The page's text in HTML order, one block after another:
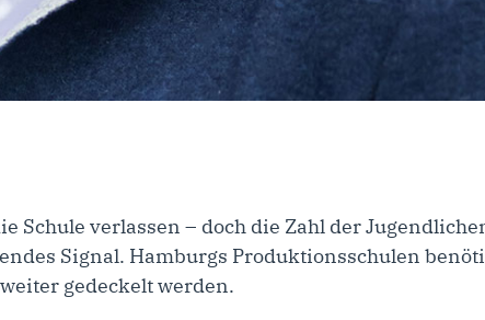
Schule verlassen – doch die Zahl der
Signal. Hamburgs Produktionsschulen
gedeckelt werden.